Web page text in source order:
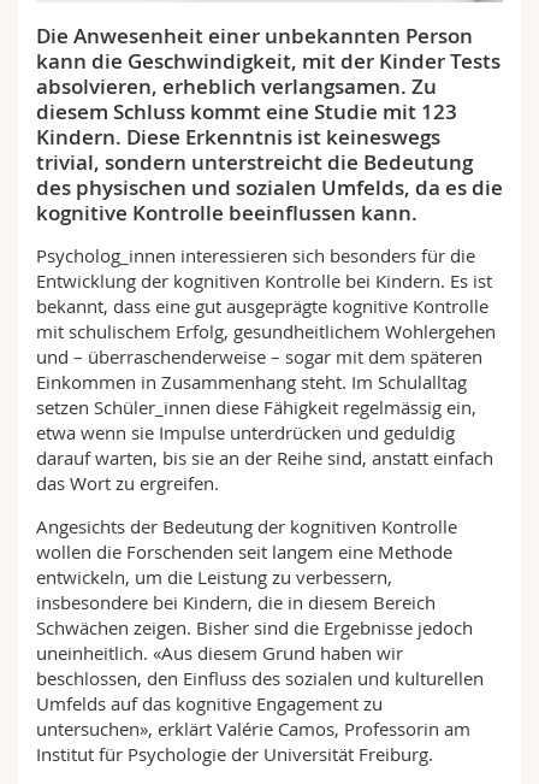
Interfakultär
Doktorierende
Vorlesungsverzeichnis
MyUnifr
Die Anwesenheit einer unbekannten Person
kann die Geschwindigkeit, mit der Kinder Tests
absolvieren, erheblich verlangsamen. Zu
diesem Schluss kommt eine Studie mit 123
Kindern. Diese Erkenntnis ist keineswegs
trivial, sondern unterstreicht die Bedeutung
des physischen und sozialen Umfelds, da es die
kognitive Kontrolle beeinflussen kann.
Psycholog_innen interessieren sich besonders für die
Entwicklung der kognitiven Kontrolle bei Kindern. Es ist
bekannt, dass eine gut ausgeprägte kognitive Kontrolle
mit schulischem Erfolg, gesundheitlichem Wohlergehen
und – überraschenderweise – sogar mit dem späteren
Einkommen in Zusammenhang steht. Im Schulalltag
setzen Schüler_innen diese Fähigkeit regelmässig ein,
etwa wenn sie Impulse unterdrücken und geduldig
darauf warten, bis sie an der Reihe sind, anstatt einfach
das Wort zu ergreifen.
Angesichts der Bedeutung der kognitiven Kontrolle
wollen die Forschenden seit langem eine Methode
entwickeln, um die Leistung zu verbessern,
insbesondere bei Kindern, die in diesem Bereich
Schwächen zeigen. Bisher sind die Ergebnisse jedoch
uneinheitlich. «Aus diesem Grund haben wir
beschlossen, den Einfluss des sozialen und kulturellen
Umfelds auf das kognitive Engagement zu
untersuchen», erklärt Valérie Camos, Professorin am
Institut für Psychologie der Universität Freiburg.